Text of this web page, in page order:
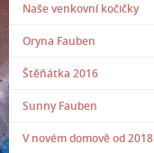
Naše venkovní kočičky
Oryna Fauben
Štěňátka 2016
Sunny Fauben
V novém domově od 2018